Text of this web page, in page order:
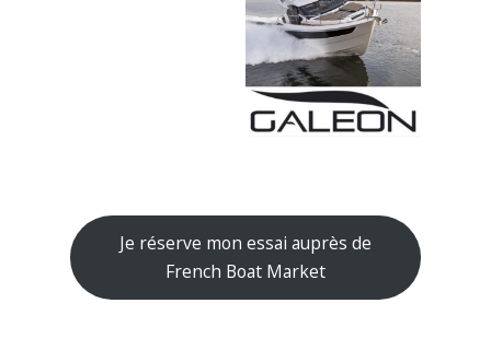
Je réserve mon essai auprès de
French Boat Market